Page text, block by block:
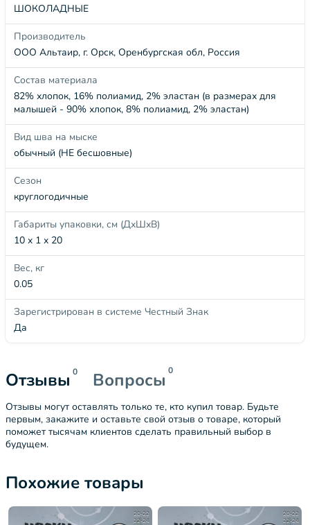
ШОКОЛАДНЫЕ
Производитель
ООО Альтаир, г. Орск, Оренбургская обл, Россия
Состав материала
82% хлопок, 16% полиамид, 2% эластан (в размерах для
малышей - 90% хлопок, 8% полиамид, 2% эластан)
Вид шва на мыске
обычный (НЕ бесшовные)
Сезон
круглогодичные
Габариты упаковки, см (ДхШхВ)
10 x 1 x 20
Вес, кг
0.05
Зарегистрирован в системе Честный Знак
Да
Отзывы 0 Вопросы 0
Отзывы могут оставлять только те, кто купил товар. Будьте
первым, закажите и оставьте свой отзыв о товаре, который
поможет тысячам клиентов сделать правильный выбор в
будущем.
Похожие товары
20-22
22-24
20-22
22-24